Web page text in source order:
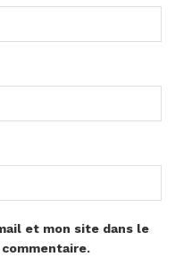
et mon site dans le